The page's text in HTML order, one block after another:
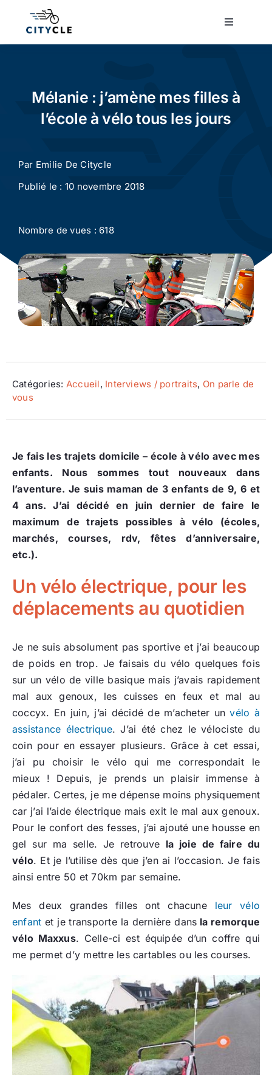
Toggle
Cyclisme urbain
Actualité
Ecologie
Mélanie : j’amène mes filles à
l’école à vélo tous les jours
Par Emilie De Citycle
Publié le : 10 novembre 2018
Nombre de vues : 618
Catégories: Accueil, Interviews / portraits, On parle de
vous
Je fais les trajets domicile – école à vélo avec mes
enfants. Nous sommes tout nouveaux dans
l’aventure. Je suis maman de 3 enfants de 9, 6 et
4 ans. J’ai décidé en juin dernier de faire le
maximum de trajets possibles à vélo (écoles,
marchés, courses, rdv, fêtes d’anniversaire,
etc.).
Un vélo électrique, pour les
déplacements au quotidien
Je ne suis absolument pas sportive et j’ai beaucoup
de poids en trop. Je faisais du vélo quelques fois
sur un vélo de ville basique mais j’avais rapidement
mal aux genoux, les cuisses en feux et mal au
coccyx. En juin, j’ai décidé de m’acheter unvélo à
assistance électrique. J’ai été chez le vélociste du
coin pour en essayer plusieurs. Grâce à cet essai,
j’ai pu choisir le vélo qui me correspondait le
mieux ! Depuis, je prends un plaisir immense à
pédaler. Certes, je me dépense moins physiquement
car j’ai l’aide électrique mais exit le mal aux genoux.
Pour le confort des fesses, j’ai ajouté une housse en
gel sur ma selle. Je retrouve la joie de faire du
vélo. Et je l’utilise dès que j’en ai l’occasion. Je fais
ainsi entre 50 et 70km par semaine.
Mes deux grandes filles ont chacune leur vélo
enfant et je transporte la dernière dans la remorque
vélo Maxxus. Celle-ci est équipée d’un coffre qui
me permet d’y mettre les cartables ou les courses.